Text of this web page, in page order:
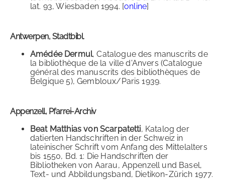
lat. 93, Wiesbaden 1994. [online]
Antwerpen, Stadtbibl.
Amédée Dermul, Catalogue des manuscrits de
la bibliothèque de la ville d'Anvers (Catalogue
général des manuscrits des bibliothèques de
Belgique 5), Gembloux/Paris 1939.
Appenzell, Pfarrei-Archiv
Beat Matthias von Scarpatetti, Katalog der
datierten Handschriften in der Schweiz in
lateinischer Schrift vom Anfang des Mittelalters
bis 1550, Bd. 1: Die Handschriften der
Bibliotheken von Aarau, Appenzell und Basel,
Text- und Abbildungsband, Dietikon-Zürich 1977.